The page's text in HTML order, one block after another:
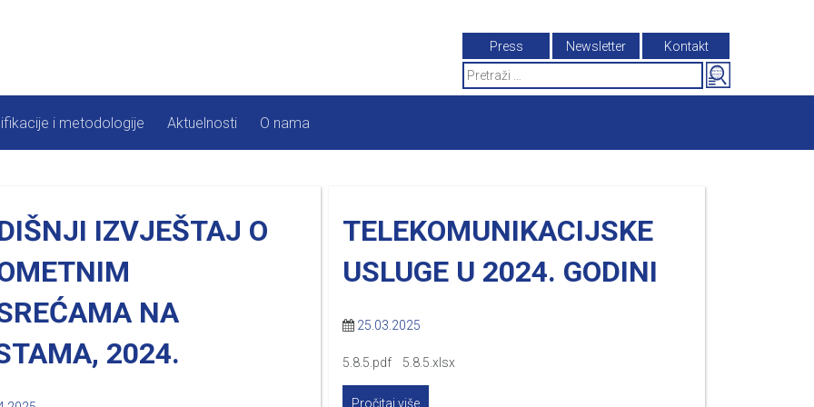
Press Newsletter
Kontakt
Search
for:
i metodologije Aktuelnosti O nama
IZVJEŠTAJ O
NA
2024.
TELEKOMUNIKACIJSKE
USLUGE U 2024. GODINI
25.03.2025
5.8.5.pdf 5.8.5.xlsx
Pročitaj više